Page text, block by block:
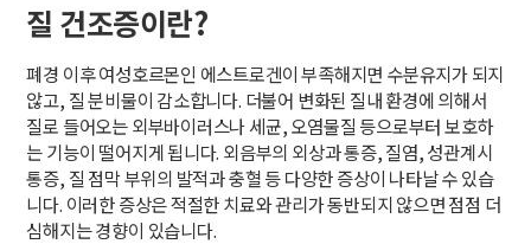
질 건조증이란?
폐경 이후 여성호르몬인 에스트로겐이 부족해지면 수분유지가 되지
않고, 질 분비물이 감소합니다. 더불어 변화된 질내 환경에 의해서
질로 들어오는 외부바이러스나 세균, 오염물질 등으로부터 보호하
는 기능이 떨어지게 됩니다. 외음부의 외상과 통증, 질염, 성관계시
통증, 질 점막 부위의 발적과 충혈 등 다양한 증상이 나타날 수 있습
니다. 이러한 증상은 적절한 치료와 관리가 동반되지 않으면 점점 더
심해지는 경향이 있습니다.